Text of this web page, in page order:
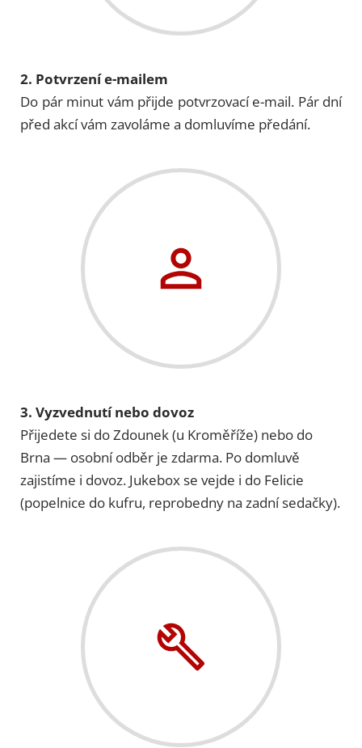
2. Potvrzení e-mailem
Do pár minut vám přijde potvrzovací e-mail. Pár dní
před akcí vám zavoláme a domluvíme předání.
3. Vyzvednutí nebo dovoz
Přijedete si do Zdounek (u Kroměříže) nebo do
Brna — osobní odběr je zdarma. Po domluvě
zajistíme i dovoz. Jukebox se vejde i do Felicie
(popelnice do kufru, reprobedny na zadní sedačky).